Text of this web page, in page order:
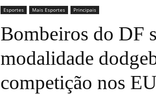
Esportes
Mais Esportes Principais
Bombeiros do DF
modalidade
competição nos